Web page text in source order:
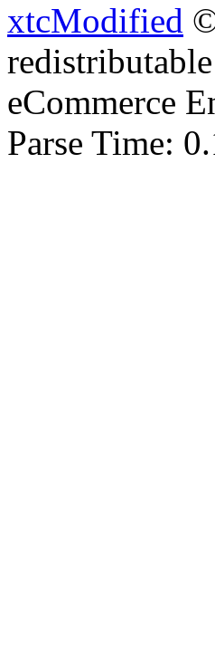
xtcModified
eCommerce
Parse Time: